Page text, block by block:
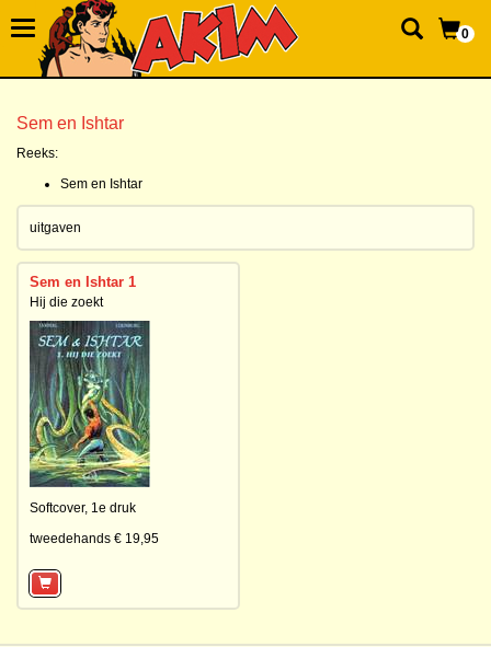
0
Sem en Ishtar
Reeks:
Sem en Ishtar
uitgaven
Sem en Ishtar 1
Hij die zoekt
Softcover, 1e druk
tweedehands € 19,95